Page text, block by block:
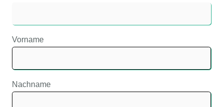
Vorname
Nachname